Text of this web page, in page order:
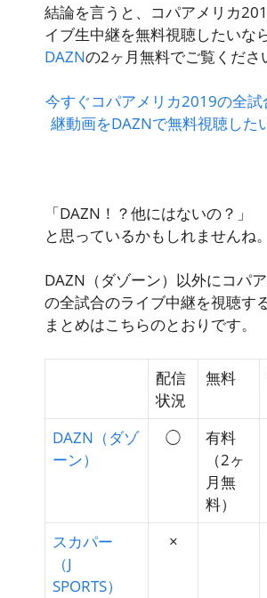
結論を言うと、コパアメリカ
イブ生中継を無料視聴したいなら
DAZNの2ヶ月無料でご覧くださ
今すぐコパアメリカ2019の全試
継動画をDAZNで無料視聴した
「DAZN！？他にはないの？」
と思っているかもしれませんね。
DAZN（ダゾーン）以外にコパ
の全試合のライブ中継を視聴す
まとめはこちらのとおりです。
配信
状況
無料
DAZN（ダゾ
ーン）
◯
有料
（2ヶ
月無
料）
スカパー
（J
SPORTS）
×